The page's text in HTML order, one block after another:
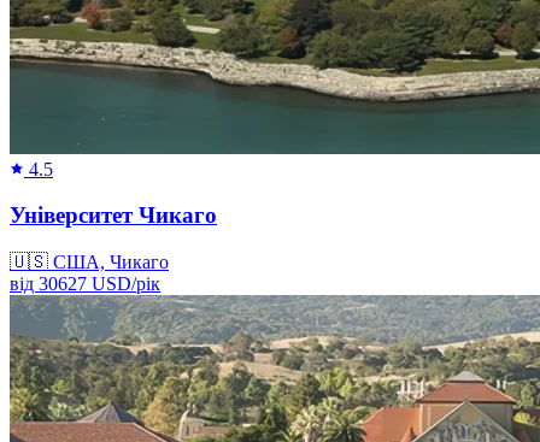
4.5
Університет Чикаго
🇺🇸 США, Чикаго
від 30627 USD/рік